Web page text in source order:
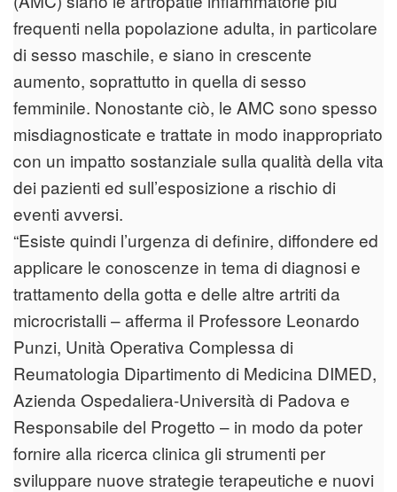
frequenti nella popolazione adulta, in particolare
di sesso maschile, e siano in crescente
aumento, soprattutto in quella di sesso
femminile. Nonostante ciò, le AMC sono spesso
misdiagnosticate e trattate in modo inappropriato
con un impatto sostanziale sulla qualità della vita
dei pazienti ed sull’esposizione a rischio di
eventi avversi.
“Esiste quindi l’urgenza di definire, diffondere ed
applicare le conoscenze in tema di diagnosi e
trattamento della gotta e delle altre artriti da
microcristalli – afferma il Professore Leonardo
Punzi, Unità Operativa Complessa di
Reumatologia Dipartimento di Medicina DIMED,
Azienda Ospedaliera-Università di Padova e
Responsabile del Progetto – in modo da poter
fornire alla ricerca clinica gli strumenti per
sviluppare nuove strategie terapeutiche e nuovi